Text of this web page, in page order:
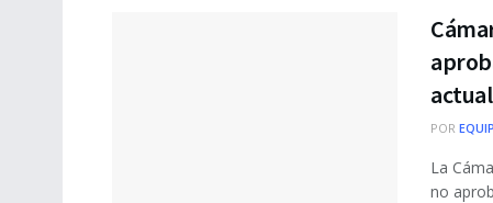
actual
POR
La
no